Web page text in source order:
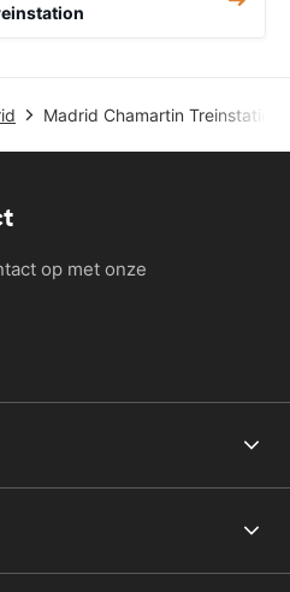
Madrid Chamartin Treinstation
op met onze